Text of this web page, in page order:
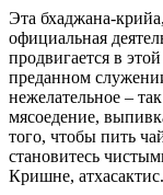
Эта бхаджана-
официальная
продвигается в
преданном
нежелательное –
мясоедение,
того, чтобы пить
становитесь
Кришне, атхасактис.